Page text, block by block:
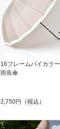
16フレームバイカラー
雨長傘
2,750円（税込）